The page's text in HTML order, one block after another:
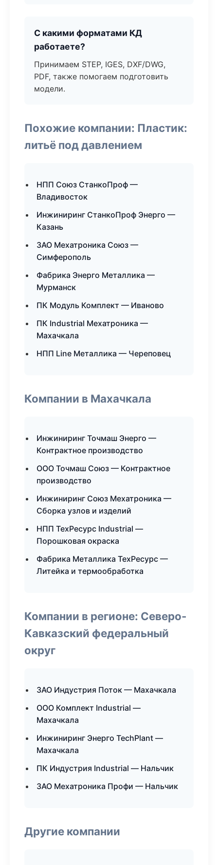
С какими форматами КД
работаете?
Принимаем STEP, IGES, DXF/DWG,
PDF, также помогаем подготовить
модели.
Похожие компании: Пластик:
литьё под давлением
НПП Союз СтанкоПроф —
Владивосток
Инжиниринг СтанкоПроф Энерго —
Казань
ЗАО Мехатроника Союз —
Симферополь
Фабрика Энерго Металлика —
Мурманск
ПК Модуль Комплект — Иваново
ПК Industrial Мехатроника —
Махачкала
НПП Line Металлика — Череповец
Компании в Махачкала
Инжиниринг Точмаш Энерго —
Контрактное производство
ООО Точмаш Союз — Контрактное
производство
Инжиниринг Союз Мехатроника —
Сборка узлов и изделий
НПП ТехРесурс Industrial —
Порошковая окраска
Фабрика Металлика ТехРесурс —
Литейка и термообработка
Компании в регионе: Северо-
Кавказский федеральный
округ
ЗАО Индустрия Поток — Махачкала
ООО Комплект Industrial —
Махачкала
Инжиниринг Энерго TechPlant —
Махачкала
ПК Индустрия Industrial — Нальчик
ЗАО Мехатроника Профи — Нальчик
Другие компании